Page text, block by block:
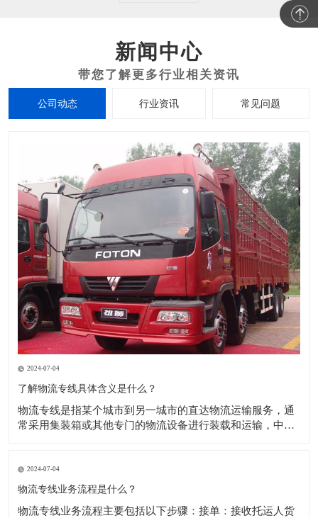
新闻中心
公司动态 行业资讯 常见问题
2024-07-04
了解物流专线具体含义是什么？
​物流专线是指某个城市到另一城市的直达物流运输服务，通
常采用集装箱或其他专门的物流设备进行装载和运输，中间
提供快速、高效的物流服务，同时可以根据客户的需求提供
定制化的服务，如上门取货、送货到家等。
2024-07-04
物流专线业务流程是什么？
​物流专线业务流程主要包括以下步骤：接单：接收托运人货